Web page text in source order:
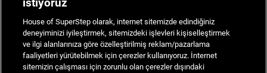
House of SuperStep olarak, internet sitemizde edindiğiniz
deneyiminizi iyileştirmek, sitemizdeki işlevleri kişiselleştirmek
ve ilgi alanlarınıza göre özelleştirilmiş reklam/pazarlama
faaliyetleri yürütebilmek için çerezler kullanıyoruz. İnternet
sitemizin çalışması için zorunlu olan çerezler dışındaki